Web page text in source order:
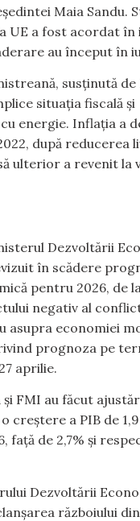
Maia Sandu.
UE a fost acordat în
au început în
susținută de
situația fiscală și
energie. Inflația a
după reducerea
ulterior a revenit la
Dezvoltării
în scădere
pentru 2026, de
negativ al
asupra economiei
prognoza pe
aprilie.
și FMI au făcut
creștere a PIB de
față de 2,7% și
Dezvoltării
războiului